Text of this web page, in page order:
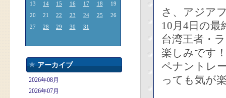
13
14 15 16 17 18
19
20
21 22 23 24 25
26
27
28 29 30 31
アーカイブ
2026年08月
2026年07月
さ、アジア
10月4日の
台湾王者・
楽しみです
ペナントレ
っても気が